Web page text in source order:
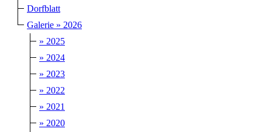
Dorfblatt
Galerie » 2026
» 2025
» 2024
» 2023
» 2022
» 2021
» 2020